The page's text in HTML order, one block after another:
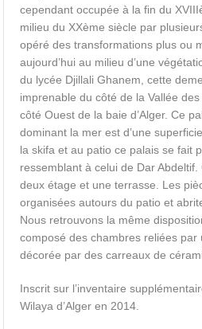
cependant occupée à la fin du
milieu du XXème siècle par
opéré des transformations plus ou
aujourd’hui au milieu d’une
du lycée Djillali Ghanem, cette
imprenable du côté de la Vallée
côté Ouest de la baie d’Alger. Ce
dominant la mer est d’une
la skifa et au patio ce palais se fait
ressemblant à celui de Dar
deux étage et une terrasse. Les
organisées autours du patio et
Nous retrouvons la même
composé des chambres reliées
décorée par des carreaux de
Inscrit sur l’inventaire
Wilaya d’Alger en 2014.